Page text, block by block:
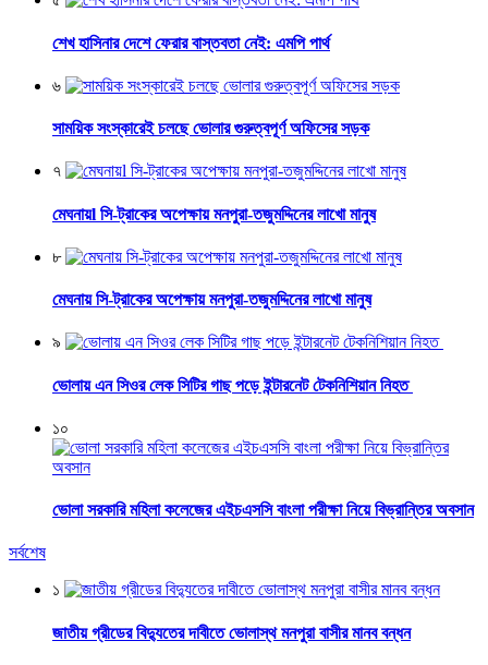
শেখ হাসিনার দেশে ফেরার বাস্তবতা নেই: এমপি পার্থ
৬
সাময়িক সংস্কারেই চলছে ভোলার গুরুত্বপূর্ণ অফিসের সড়ক
৭
মেঘনায়l সি-ট্রাকের অপেক্ষায় মনপুরা-তজুমদ্দিনের লাখো মানুষ
৮
মেঘনায় সি-ট্রাকের অপেক্ষায় মনপুরা-তজুমদ্দিনের লাখো মানুষ
৯
ভোলায় এন সিওর লেক সিটির গাছ পড়ে ইন্টারনেট টেকনিশিয়ান নিহত
১০
ভোলা সরকারি মহিলা কলেজের এইচএসসি বাংলা পরীক্ষা নিয়ে বিভ্রান্তির অবসান
সর্বশেষ
১
জাতীয় গ্রীডের বিদ্যুতের দাবীতে ভোলাস্থ মনপুরা বাসীর মানব বন্ধন